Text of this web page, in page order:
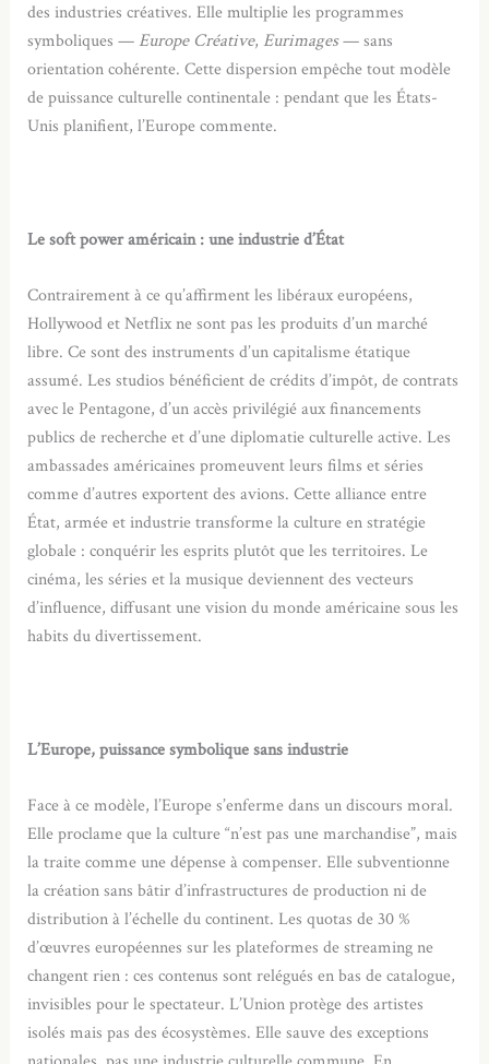
des industries créatives. Elle multiplie les programmes
symboliques —Europe Créative,Eurimages— sans
orientation cohérente. Cette dispersion empêche tout modèle
de puissance culturelle continentale : pendant que les États-
Unis planifient, l’Europe commente.
Le soft power américain : une industrie d’État
Contrairement à ce qu’affirment les libéraux européens,
Hollywood et Netflix ne sont pas les produits d’un marché
libre. Ce sont des instruments d’un capitalisme étatique
assumé. Les studios bénéficient de crédits d’impôt, de contrats
avec le Pentagone, d’un accès privilégié aux financements
publics de recherche et d’une diplomatie culturelle active. Les
ambassades américaines promeuvent leurs films et séries
comme d’autres exportent des avions. Cette alliance entre
État, armée et industrie transforme la culture en stratégie
globale : conquérir les esprits plutôt que les territoires. Le
cinéma, les séries et la musique deviennent des vecteurs
d’influence, diffusant une vision du monde américaine sous les
habits du divertissement.
L’Europe, puissance symbolique sans industrie
Face à ce modèle, l’Europe s’enferme dans un discours moral.
Elle proclame que la culture “n’est pas une marchandise”, mais
la traite comme une dépense à compenser. Elle subventionne
la création sans bâtir d’infrastructures de production ni de
distribution à l’échelle du continent. Les quotas de 30 %
d’œuvres européennes sur les plateformes de streaming ne
changent rien : ces contenus sont relégués en bas de catalogue,
invisibles pour le spectateur. L’Union protège des artistes
isolés mais pas des écosystèmes. Elle sauve des exceptions